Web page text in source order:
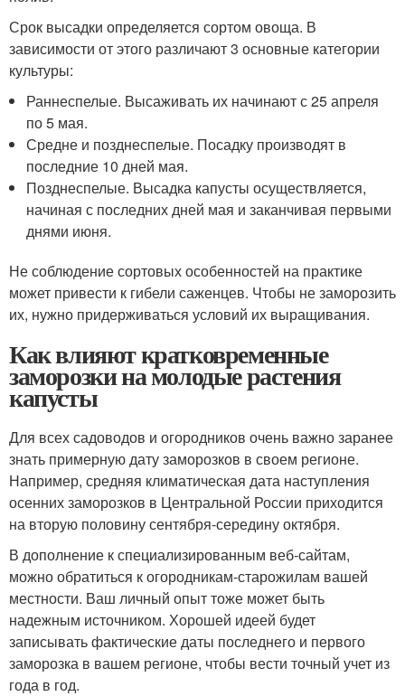
Срок высадки определяется сортом овоща. В
зависимости от этого различают 3 основные категории
культуры:
Раннеспелые. Высаживать их начинают с 25 апреля
по 5 мая.
Средне и позднеспелые. Посадку производят в
последние 10 дней мая.
Позднеспелые. Высадка капусты осуществляется,
начиная с последних дней мая и заканчивая первыми
днями июня.
Не соблюдение сортовых особенностей на практике
может привести к гибели саженцев. Чтобы не заморозить
их, нужно придерживаться условий их выращивания.
Как влияют кратковременные
заморозки на молодые растения
капусты
Для всех садоводов и огородников очень важно заранее
знать примерную дату заморозков в своем регионе.
Например, средняя климатическая дата наступления
осенних заморозков в Центральной России приходится
на вторую половину сентября-середину октября.
В дополнение к специализированным веб-сайтам,
можно обратиться к огородникам-старожилам вашей
местности. Ваш личный опыт тоже может быть
надежным источником. Хорошей идеей будет
записывать фактические даты последнего и первого
заморозка в вашем регионе, чтобы вести точный учет из
года в год.